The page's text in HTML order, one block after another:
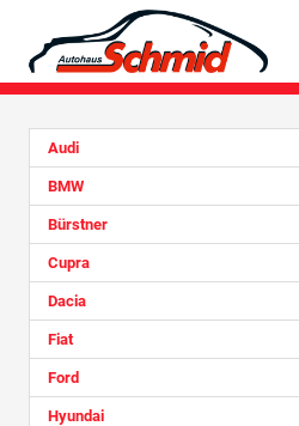
Audi
BMW
Bürstner
Cupra
Dacia
Fiat
Ford
Hyundai